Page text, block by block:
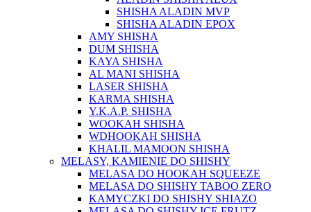
SHISHA ALADIN MVP
SHISHA ALADIN EPOX
AMY SHISHA
DUM SHISHA
KAYA SHISHA
AL MANI SHISHA
LASER SHISHA
KARMA SHISHA
Y.K.A.P. SHISHA
WOOKAH SHISHA
WDHOOKAH SHISHA
KHALIL MAMOON SHISHA
MELASY, KAMIENIE DO SHISHY
MELASA DO HOOKAH SQUEEZE
MELASA DO SHISHY TABOO ZERO
KAMYCZKI DO SHISHY SHIAZO